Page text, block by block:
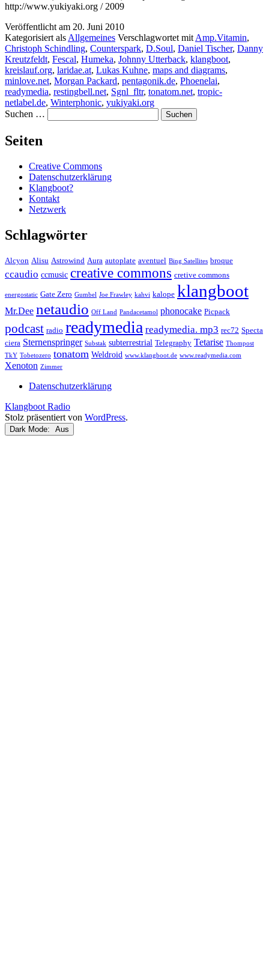
http://www.yukiyaki.org / 2009
Veröffentlicht am 20. Juni 2010
Kategorisiert als Allgemeines Verschlagwortet mit Amp.Vitamin,
Christoph Schindling, Counterspark, D.Soul, Daniel Tischer, Danny
Kreutzfeldt, Fescal, Humeka, Johnny Utterback, klangboot,
kreislauf.org, laridae.at, Lukas Kuhne, maps and diagrams,
minlove.net, Morgan Packard, pentagonik.de, Phoenelai,
readymedia, restingbell.net, Sgnl_fltr, tonatom.net, tropic-
netlabel.de, Winterphonic, yukiyaki.org
Suchen …
Seiten
Creative Commons
Datenschutzerklärung
Klangboot?
Kontakt
Netzwerk
Schlagwörter
Alcyon Alisu Astrowind Aura autoplate aventuel Bing Satellites broque
ccaudio ccmusic creative commons cretive commons
energostatic Gate Zero Gumbel Joe Frawley kahvi kalope klangboot
Mr.Dee netaudio Off Land Pandacetamol phonocake Picpack
podcast radio readymedia readymedia. mp3 rec72 Specta
ciera Sternenspringer Substak subterrestrial Telegraphy Tetarise Thompost
TkY Tobetozero tonatom Weldroid www.klangboot.de www.readymedia.com
Xenoton Zimmer
Datenschutzerklärung
Klangboot Radio
Stolz präsentiert von WordPress.
Dark Mode: